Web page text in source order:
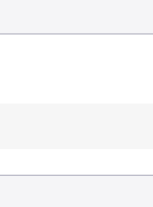
o seu próximo